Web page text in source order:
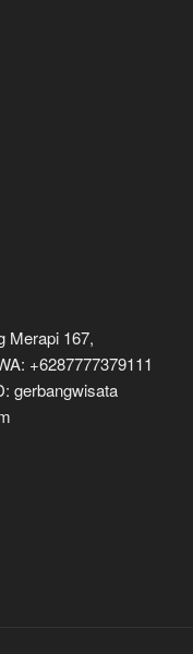
Merapi 167,
+6287777379111
gerbangwisata